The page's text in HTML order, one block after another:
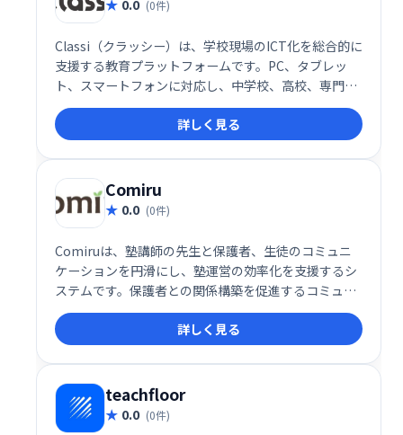
0.0 (0件)
Classi（クラッシー）は、学校現場のICT化を総合的に
支援する教育プラットフォームです。PC、タブレッ
ト、スマートフォンに対応し、中学校、高校、専門学
校など幅広い教育機関で利用されています。生徒・教
員の学習環境を効率化し、デジタル教材の活用などを
サポートします。
詳しく見る
Comiru
0.0 (0件)
Comiruは、塾講師の先生と保護者、生徒のコミュニ
ケーションを円滑にし、塾運営の効率化を支援するシ
ステムです。保護者との関係構築を促進するコミュニ
ケーション機能と、業務改善機能を提供することで、
先生は生徒により深く向き合い、質の高い教育を提供
できます。
詳しく見る
teachfloor
0.0 (0件)